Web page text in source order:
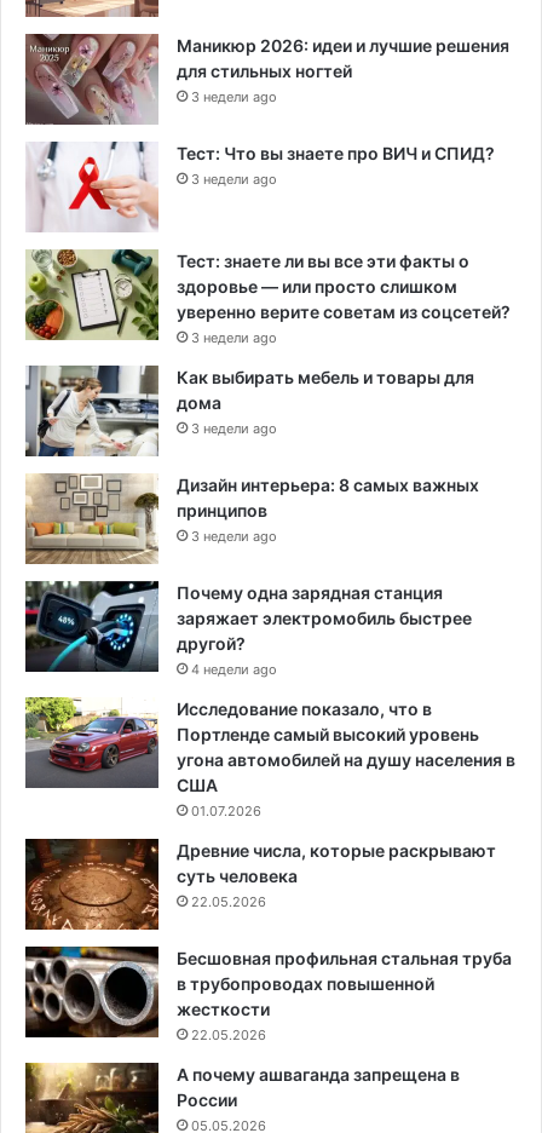
Маникюр 2026: идеи и лучшие решения
для стильных ногтей
3 недели ago
Тест: Что вы знаете про ВИЧ и СПИД?
3 недели ago
Тест: знаете ли вы все эти факты о
здоровье — или просто слишком
уверенно верите советам из соцсетей?
3 недели ago
Как выбирать мебель и товары для
дома
3 недели ago
Дизайн интерьера: 8 самых важных
принципов
3 недели ago
Почему одна зарядная станция
заряжает электромобиль быстрее
другой?
4 недели ago
Исследование показало, что в
Портленде самый высокий уровень
угона автомобилей на душу населения в
США
01.07.2026
Древние числа, которые раскрывают
суть человека
22.05.2026
Бесшовная профильная стальная труба
в трубопроводах повышенной
жесткости
22.05.2026
А почему ашваганда запрещена в
России
05.05.2026